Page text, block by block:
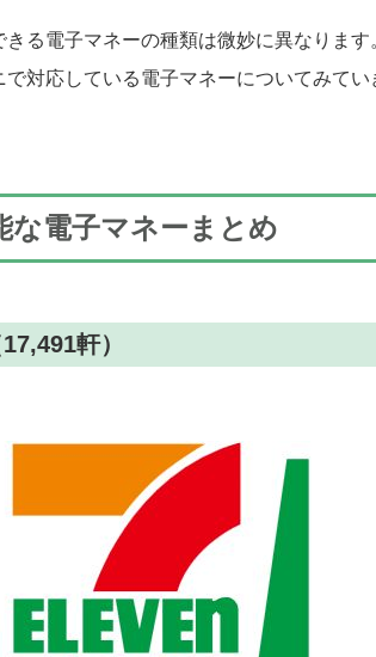
る電子マネーの種類は微妙に異なります
対応している電子マネーについてみてい
な電子マネーまとめ
軒）